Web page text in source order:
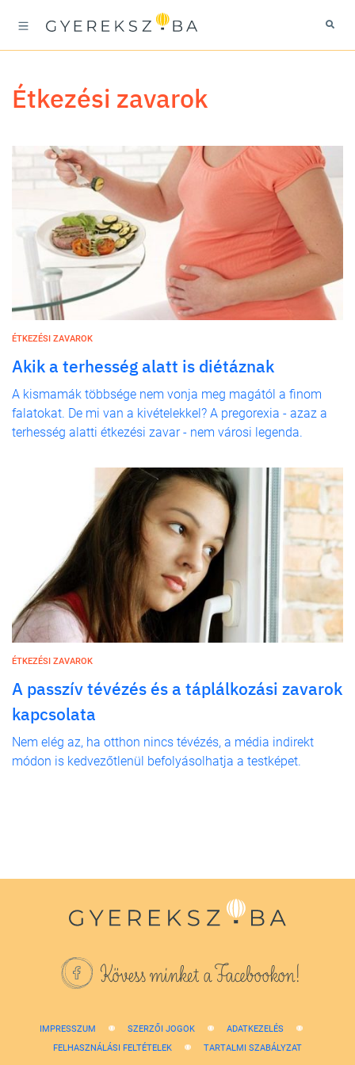
étkezési zavarok
ÉTKEZÉSI ZAVAROK
Akik a terhesség alatt is diétáznak
A kismamák többsége nem vonja meg magától a finom
falatokat. De mi van a kivételekkel? A pregorexia - azaz a
terhesség alatti étkezési zavar - nem városi legenda.
ÉTKEZÉSI ZAVAROK
A passzív tévézés és a táplálkozási zavarok
kapcsolata
Nem elég az, ha otthon nincs tévézés, a média indirekt
módon is kedvezőtlenül befolyásolhatja a testképet.
Kövess minket a Facebookon!
IMPRESSZUM SZERZŐI JOGOK
ADATKEZELÉS
FELHASZNÁLÁSI FELTÉTELEK
TARTALMI SZABÁLYZAT